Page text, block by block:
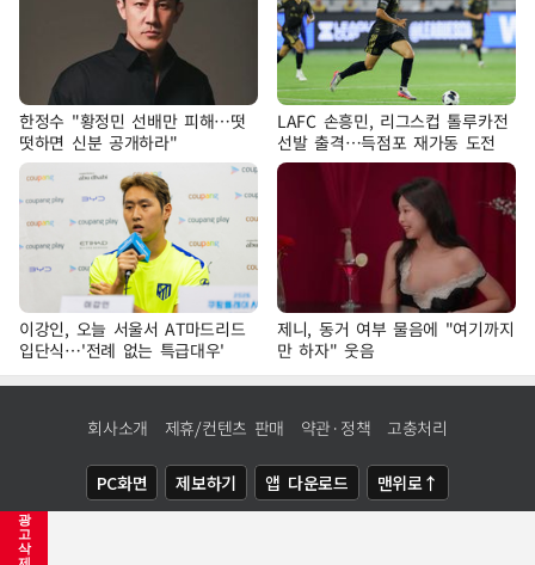
광
고
삭
한정수 "황정민 선배만 피해…떳
떳하면 신분 공개하라"
LAFC 손흥민, 리그스컵 톨루카전
선발 출격…득점포 재가동 도전
이강인, 오늘 서울서 AT마드리드
입단식…'전례 없는 특급대우'
제니, 동거 여부 물음에 "여기까지
만 하자" 웃음
회사소개 제휴/컨텐츠 판매 약관·정책 고충처리
PC화면 제보하기 앱 다운로드 맨위로↑